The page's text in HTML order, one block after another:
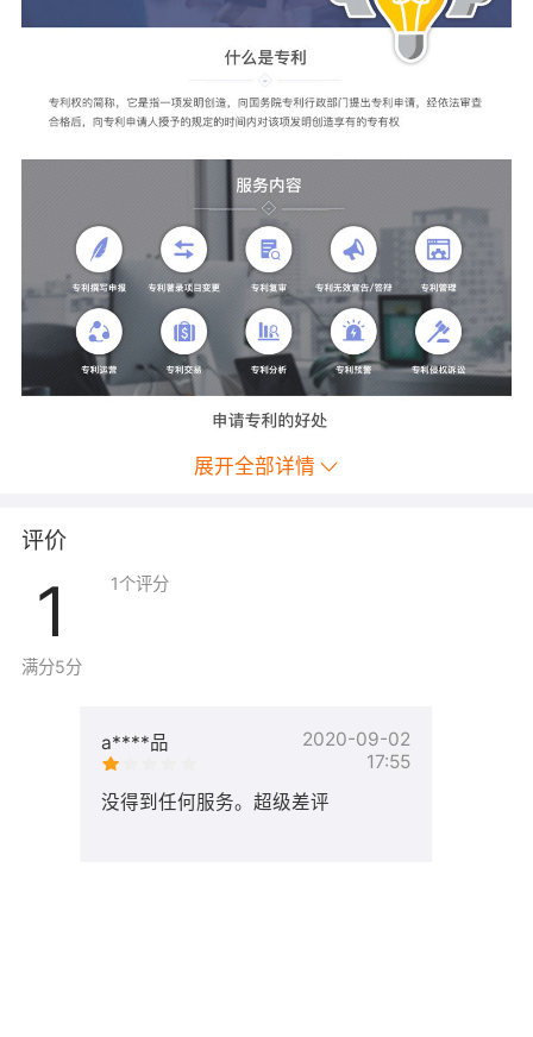
展开全部详情
评价
1
满分5分
1个评分
a****品
2020-09-02
17:55
没得到任何服务。超级差评